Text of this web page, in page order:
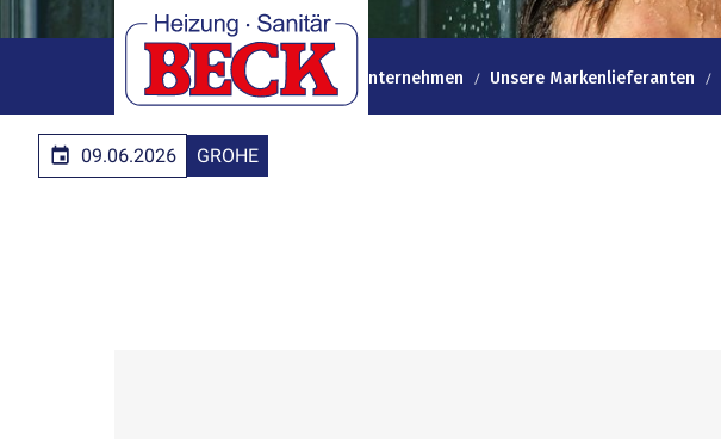
Heizung Sanitär Beck GmbH Unternehmen Unsere Markenlieferanten
09.06.2026 GROHE